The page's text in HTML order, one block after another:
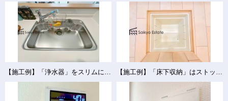
【施工例】「浄水器」をスリムに内蔵したハンドシャワー式の水栓金具です。シンクもスッキリ！ 【施工例】「床下収納」はストックの食材や普段使わない調理器具・食器などを管理しやすく収納できます。